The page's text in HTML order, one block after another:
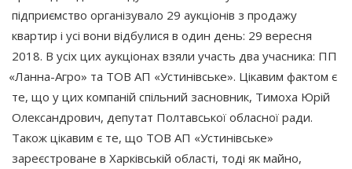
підприємство організувало 29 аукціонів з продажу
квартир і усі вони відбулися в один день: 29 вересня
2018. В усіх цих аукціонах взяли участь два учасника: ПП
«Ланна-Агро» та ТОВ АП «Устинівське». Цікавим фактом є
те, що у цих компаній спільний засновник, Тимоха Юрій
Олександрович, депутат Полтавської обласної ради.
Також цікавим є те, що ТОВ АП «Устинівське»
зареєстроване в Харківській області, тоді як майно,